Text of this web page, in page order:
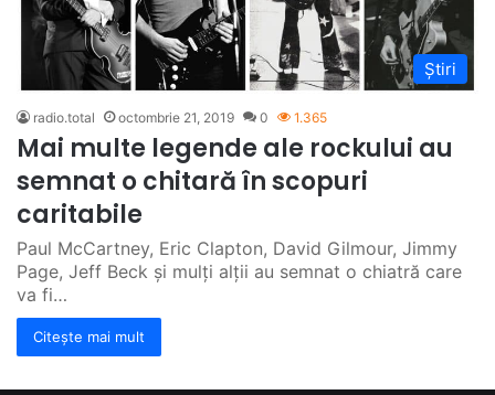
Știri
radio.total octombrie 21, 2019 0 1.365
Mai multe legende ale rockului au
semnat o chitară în scopuri
caritabile
Paul McCartney, Eric Clapton, David Gilmour, Jimmy
Page, Jeff Beck și mulți alții au semnat o chiatră care
va fi…
Citește mai mult